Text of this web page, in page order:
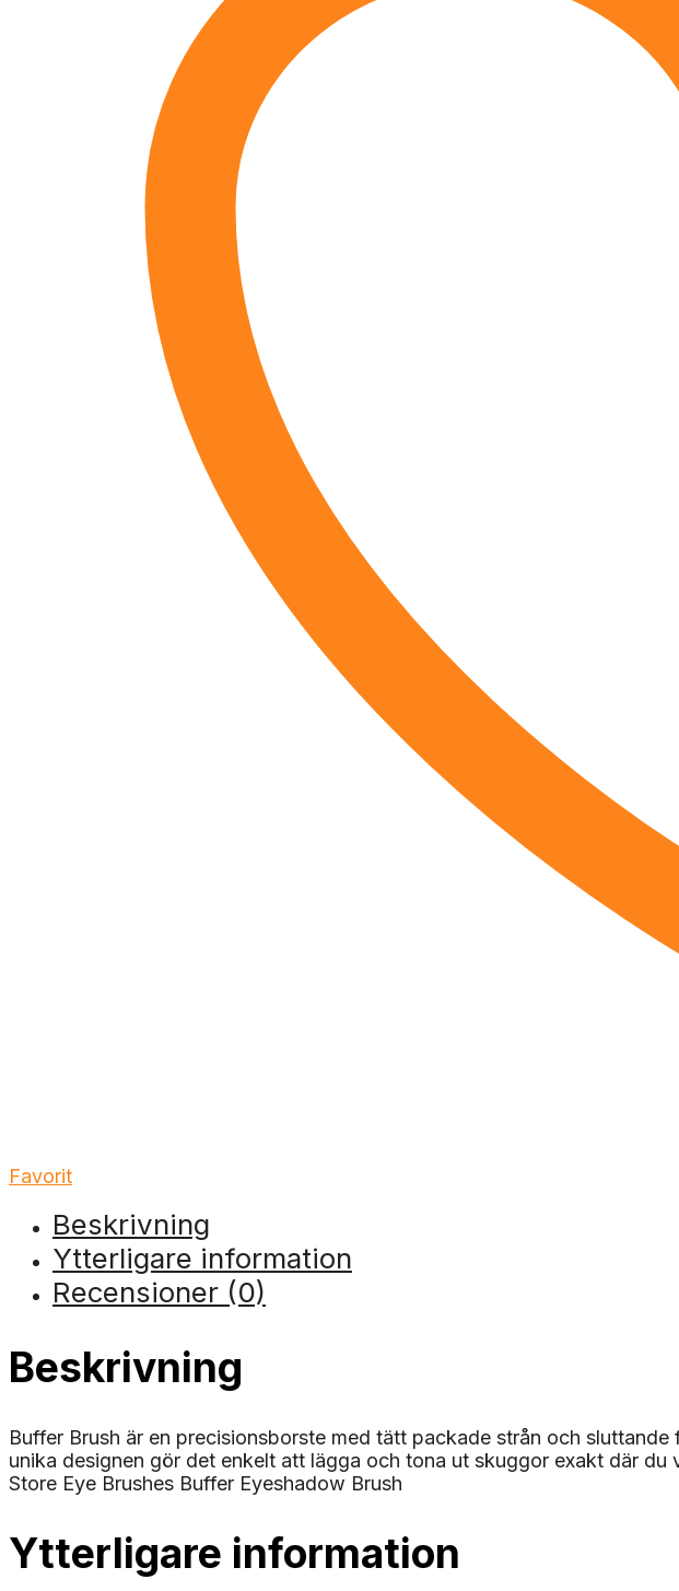
Favorit
Beskrivning
Ytterligare information
Recensioner (0)
Beskrivning
Buffer Brush är en precisionsborste med tätt packade strån och
unika designen gör det enkelt att lägga och tona ut skuggor exakt där
Store Eye Brushes Buffer Eyeshadow Brush
Ytterligare information